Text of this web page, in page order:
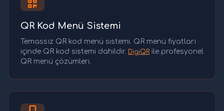
QR Kod Menü Sistemi
Temassız QR kod menü sistemi. QR menü fiyatları
içinde QR kod sistemi dahildir. DigiQR ile profesyonel
QR menü çözümleri.